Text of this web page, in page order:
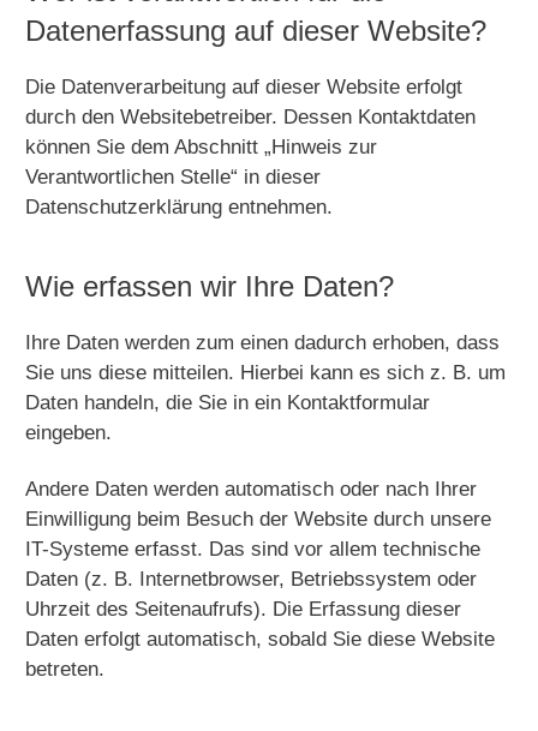
Datenerfassung auf dieser Website?
Die Datenverarbeitung auf dieser Website erfolgt
durch den Websitebetreiber. Dessen Kontaktdaten
können Sie dem Abschnitt „Hinweis zur
Verantwortlichen Stelle“ in dieser
Datenschutzerklärung entnehmen.
Wie erfassen wir Ihre Daten?
Ihre Daten werden zum einen dadurch erhoben, dass
Sie uns diese mitteilen. Hierbei kann es sich z. B. um
Daten handeln, die Sie in ein Kontaktformular
eingeben.
Andere Daten werden automatisch oder nach Ihrer
Einwilligung beim Besuch der Website durch unsere
IT-Systeme erfasst. Das sind vor allem technische
Daten (z. B. Internetbrowser, Betriebssystem oder
Uhrzeit des Seitenaufrufs). Die Erfassung dieser
Daten erfolgt automatisch, sobald Sie diese Website
betreten.